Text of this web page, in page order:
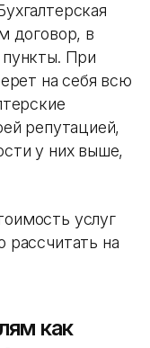
договор, в
При
на себя всю
репутацией,
у них выше,
услуг
рассчитать на
как